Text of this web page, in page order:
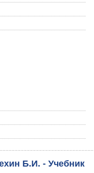
Б.И. - Учебник